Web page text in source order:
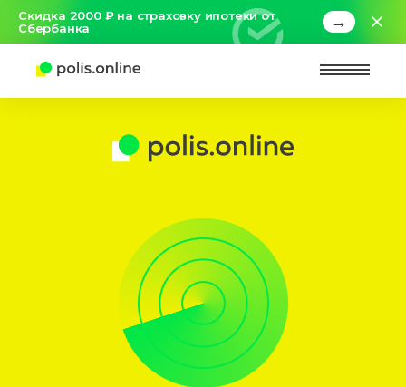
Скидка 2000 ₽ на страховку ипотеки от
Сбербанка
→